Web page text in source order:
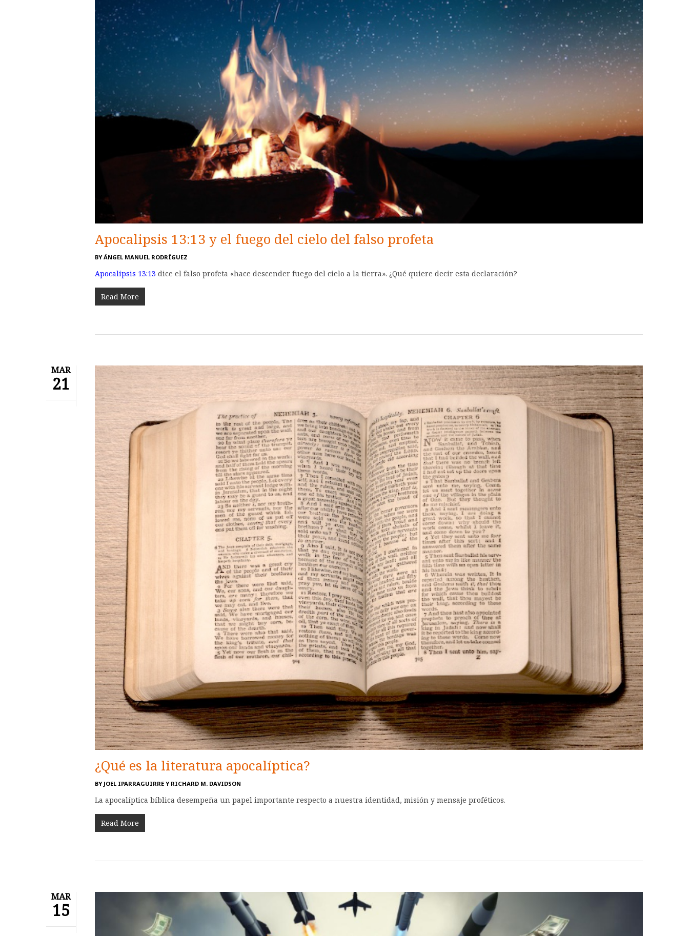
Apocalipsis 13:13 y el fuego del cielo del falso profeta
BY ÁNGEL MANUEL RODRÍGUEZ
Apocalipsis 13:13 dice el falso profeta «hace descender fuego del cielo a la tierra». ¿Qué quiere decir esta declaración?
Read More
MAR
21
¿Qué es la literatura apocalíptica?
BY JOEL IPARRAGUIRRE Y RICHARD M. DAVIDSON
La apocalíptica bíblica desempeña un papel importante respecto a nuestra identidad, misión y mensaje proféticos.
Read More
MAR
15